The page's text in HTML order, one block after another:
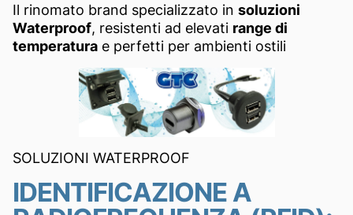
Il rinomato brand specializzato in soluzioni
Waterproof, resistenti ad elevati range di
temperatura e perfetti per ambienti ostili
SOLUZIONI WATERPROOF
IDENTIFICAZIONE A